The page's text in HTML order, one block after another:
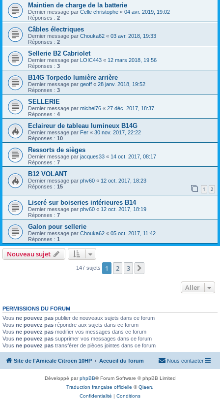
Maintien de charge de la batterie
Dernier message par Celle christophe « 04 avr. 2019, 19:02
Réponses : 2
Câbles électriques
Dernier message par Chouka62 « 03 avr. 2018, 19:33
Réponses : 2
Sellerie B2 Cabriolet
Dernier message par LOIC443 « 12 mars 2018, 19:56
Réponses : 3
B14G Torpedo lumière arrière
Dernier message par geoff « 28 janv. 2018, 19:52
Réponses : 3
SELLERIE
Dernier message par michel76 « 27 déc. 2017, 18:37
Réponses : 4
Eclaireur de tableau lumineux B14G
Dernier message par Fer « 30 nov. 2017, 22:22
Réponses : 10
Ressorts de sièges
Dernier message par jacques33 « 14 oct. 2017, 08:17
Réponses : 7
B12 VOLANT
Dernier message par phv60 « 12 oct. 2017, 18:23
Réponses : 15 1 2
Liseré sur boiseries intérieures B14
Dernier message par phv60 « 12 oct. 2017, 18:19
Réponses : 7
Galon pour sellerie
Dernier message par Chouka62 « 05 oct. 2017, 11:42
Réponses : 1
Nouveau sujet
147 sujets 1 2 3
Aller
PERMISSIONS DU FORUM
Vous ne pouvez pas publier de nouveaux sujets dans ce forum
Vous ne pouvez pas répondre aux sujets dans ce forum
Vous ne pouvez pas modifier vos messages dans ce forum
Vous ne pouvez pas supprimer vos messages dans ce forum
Vous ne pouvez pas transférer de pièces jointes dans ce forum
Site de l'Amicale Citroën 10HP Accueil du forum Nous contacter
Développé parphpBB® Forum Software © phpBB Limited
Traduction française officielle ©Qiaeru
Confidentialité | Conditions